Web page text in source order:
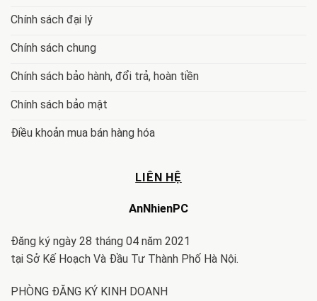
Chính sách đại lý
Chính sách chung
Chính sách bảo hành, đổi trả, hoàn tiền
Chính sách bảo mật
Điều khoản mua bán hàng hóa
LIÊN HỆ
AnNhienPC
Đăng ký ngày 28 tháng 04 năm 2021
tại Sở Kế Hoạch Và Đầu Tư Thành Phố Hà Nội.
PHÒNG ĐĂNG KÝ KINH DOANH